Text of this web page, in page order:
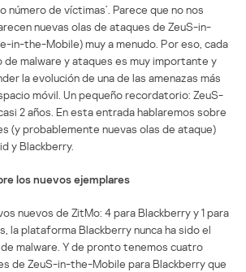
número de víctimas’. Parece que no nos
nuevas olas de ataques de ZeuS-in-
in-the-Mobile) muy a menudo. Por eso, cada
malware y ataques es muy importante y
la evolución de una de las amenazas más
móvil. Un pequeño recordatorio: ZeuS-
2 años. En esta entrada hablaremos sobre
(y probablemente nuevas olas de ataque)
y Blackberry.
los nuevos ejemplares
nuevos de ZitMo: 4 para Blackberry y 1 para
la plataforma Blackberry nunca ha sido el
malware. Y de pronto tenemos cuatro
de ZeuS-in-the-Mobile para Blackberry que